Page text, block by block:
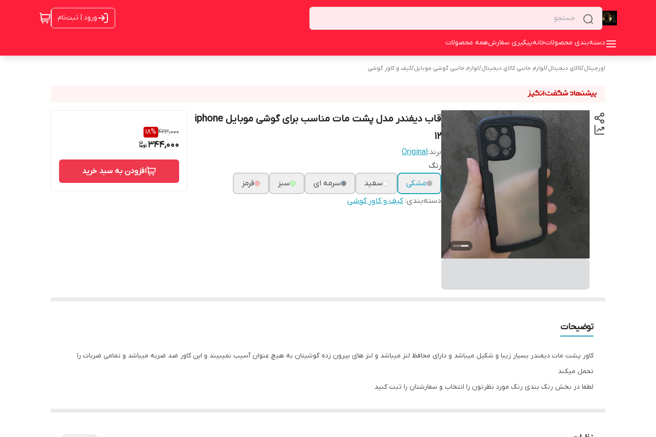
ورود | ثبت‌نام
دسته‌بندی محصولاتخانهپیگیری سفارشهمه محصولات
اورجینال/کالای دیجیتال/لوازم جانبی کالای دیجیتال/لوازم جانبی گوشی موبایل/کیف و کاور گوشی
قاب دیفندر مدل پشت مات مناسب برای گوشی موبایل iphone
12
برند:Original
رنگ
مشکی
سفید سرمه ای سبز
قرمز
دسته‌بندی:کیف و کاور گوشی
423,000
18%
344,000
افزودن به سبد خرید
توضیحات
کاور پشت مات دیفندر بسیار زیبا و شکیل میباشد و دارای محافظ لنز میباشد و لنز های بیرون زده گوشیتان به هیچ عنوان آسیب نمیبیند و این کاور ضد ضربه میباشد و تمامی ضربات را
تحمل میکند
لطفا در بخش رنگ بندی رنگ مورد نظرتون را انتخاب و سفارشتان را ثبت کنید